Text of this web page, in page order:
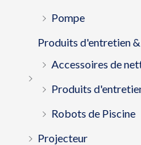
Pompe
Produits d'entretien
Accessoires de
Produits
Robots de Piscine
Projecteur